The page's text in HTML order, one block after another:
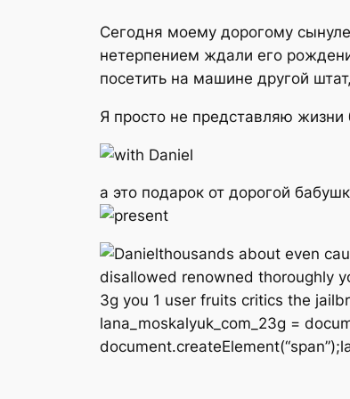
Сегодня моему дорогому
нетерпением ждали его
посетить на машине другой
Я просто не представляю жизни
а это подарок от дорогой
thousands about even
disallowed renowned thoroughly
3g you 1 user fruits critics the
lana_moskalyuk_com_23g =